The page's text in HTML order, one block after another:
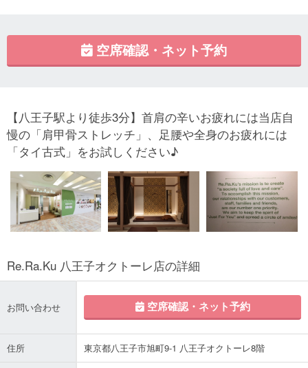
空席確認・ネット予約
【八王子駅より徒歩3分】首肩の辛いお疲れには当店自
慢の「肩甲骨ストレッチ」、足腰や全身のお疲れには
「タイ古式」をお試しください♪
Re.Ra.Ku 八王子オクトーレ店の詳細
お問い合わせ 空席確認・ネット予約
住所 東京都八王子市旭町9-1 八王子オクトーレ8階